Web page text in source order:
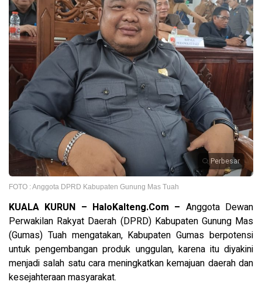
Perbesar
FOTO : Anggota DPRD Kabupaten Gunung Mas Tuah
KUALA KURUN – HaloKalteng.Com – Anggota Dewan
Perwakilan Rakyat Daerah (DPRD) Kabupaten Gunung Mas
(Gumas) Tuah mengatakan, Kabupaten Gumas berpotensi
untuk pengembangan produk unggulan, karena itu diyakini
menjadi salah satu cara meningkatkan kemajuan daerah dan
kesejahteraan masyarakat.